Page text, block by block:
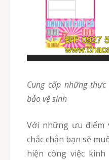
Cung cấp những thực phẩm tươi ngon và đảm
bảo vệ sinh
Với những ưu điểm vượt trội hấp dẫn trên,
chắc chắn bạn sẽ
hiện công việc